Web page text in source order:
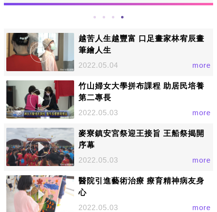
越苦人生越豐富 口足畫家林宥辰畫
筆繪人生
2022.05.04
more
竹山婦女大學拼布課程 助居民培養
第二專長
2022.05.03
more
麥寮鎮安宮祭迎王接旨 王船祭揭開
序幕
2022.05.03
more
醫院引進藝術治療 療育精神病友身
心
2022.05.03
more